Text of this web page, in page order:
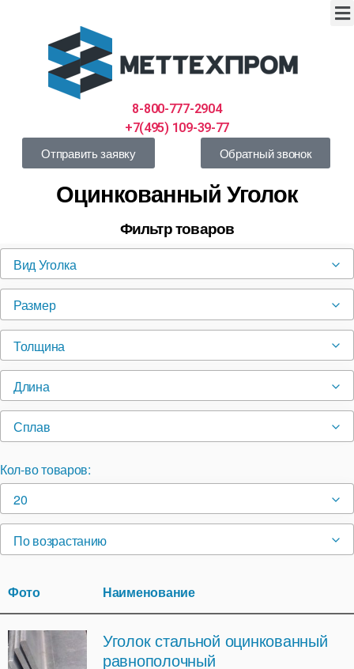
8-800-777-2904
+7(495) 109-39-77
Отправить заявку Обратный звонок
Оцинкованный Уголок
Фильтр товаров
Вид Уголка
Размер
Толщина
Длина
Сплав
Кол-во товаров:
20
По возрастанию
Фото Наименование
Уголок стальной оцинкованный
равнополочный